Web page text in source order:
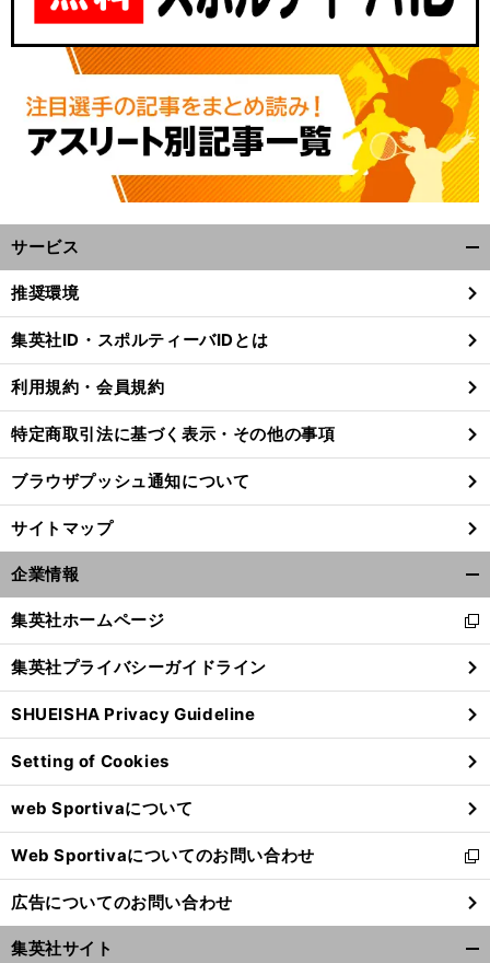
。
前
サービス
閉
る
推奨環境
集英社ID・スポルティーバIDとは
利用規約・会員規約
特定商取引法に基づく表示・その他の事項
ブラウザプッシュ通知について
サイトマップ
企業情報
閉
る
集英社ホームページ
新
し
い
ウ
ィ
ン
ド
ウ
で
開
く
集英社プライバシーガイドライン
SHUEISHA Privacy Guideline
Setting of Cookies
web Sportivaについて
Web Sportivaについてのお問い合わせ
新
し
い
ウ
ィ
広告についてのお問い合わせ
集英社サイト